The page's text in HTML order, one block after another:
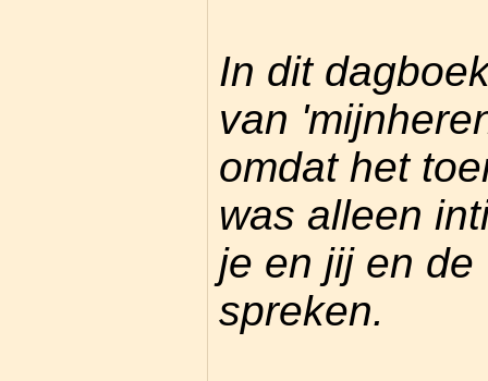
In dit
van
omdat het
was alleen
je en jij en de
spreken.